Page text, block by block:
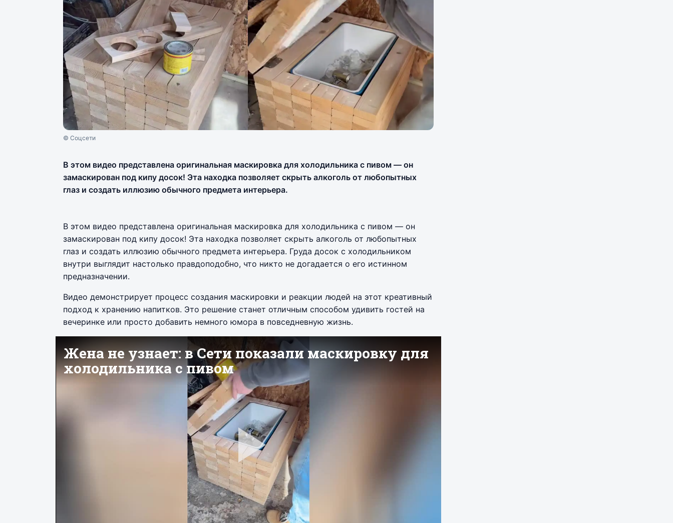
© Соцсети
В этом видео представлена оригинальная маскировка для холодильника с пивом — он
замаскирован под кипу досок! Эта находка позволяет скрыть алкоголь от любопытных
глаз и создать иллюзию обычного предмета интерьера.
В этом видео представлена оригинальная маскировка для холодильника с пивом — он
замаскирован под кипу досок! Эта находка позволяет скрыть алкоголь от любопытных
глаз и создать иллюзию обычного предмета интерьера. Груда досок с холодильником
внутри выглядит настолько правдоподобно, что никто не догадается о его истинном
предназначении.
Видео демонстрирует процесс создания маскировки и реакции людей на этот креативный
подход к хранению напитков. Это решение станет отличным способом удивить гостей на
вечеринке или просто добавить немного юмора в повседневную жизнь.